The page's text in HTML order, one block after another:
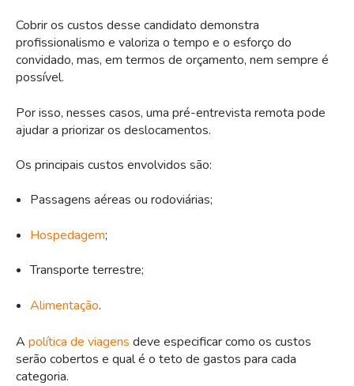
Cobrir os custos desse candidato demonstra
profissionalismo e valoriza o tempo e o esforço do
convidado, mas, em termos de orçamento, nem sempre é
possível.
Por isso, nesses casos, uma pré-entrevista remota pode
ajudar a priorizar os deslocamentos.
Os principais custos envolvidos são:
Passagens aéreas ou rodoviárias;
Hospedagem;
Transporte terrestre;
Alimentação.
A política de viagens deve especificar como os custos
serão cobertos e qual é o teto de gastos para cada
categoria.